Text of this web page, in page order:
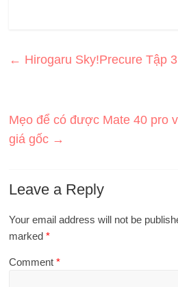
← Hirogaru Sky!Precure Tập
Mẹo để có được Mate 40 pro
giá gốc →
Leave a Reply
Your email address will not be
marked*
Comment*